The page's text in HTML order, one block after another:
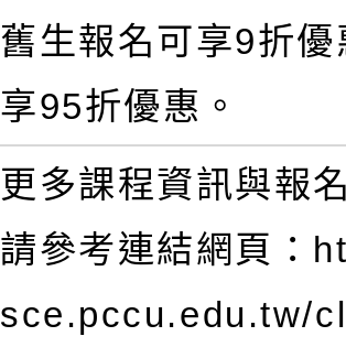
舊生報名可享9折
享95折優惠。
更多課程資訊與報
請參考連結網頁：
sce.pccu.edu.tw/